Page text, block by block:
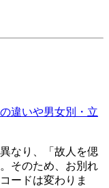
違いや男女別・立
なり、「故人を偲
そのため、お別れ
ードは変わりま